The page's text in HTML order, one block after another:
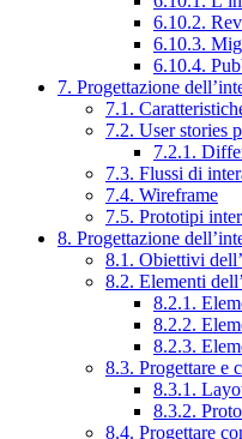
6.10.2.
6.10.3.
6.10.4.
7. Progettazione
7.1.
7.2. User stories
7.2.1.
7.3. Flussi di
7.4. Wireframe
7.5. Prototipi
8. Progettazione
8.1. Obiettivi
8.2. Elementi
8.2.1.
8.2.2.
8.2.3.
8.3. Progettare e
8.3.1.
8.3.2.
8.4. Progettare